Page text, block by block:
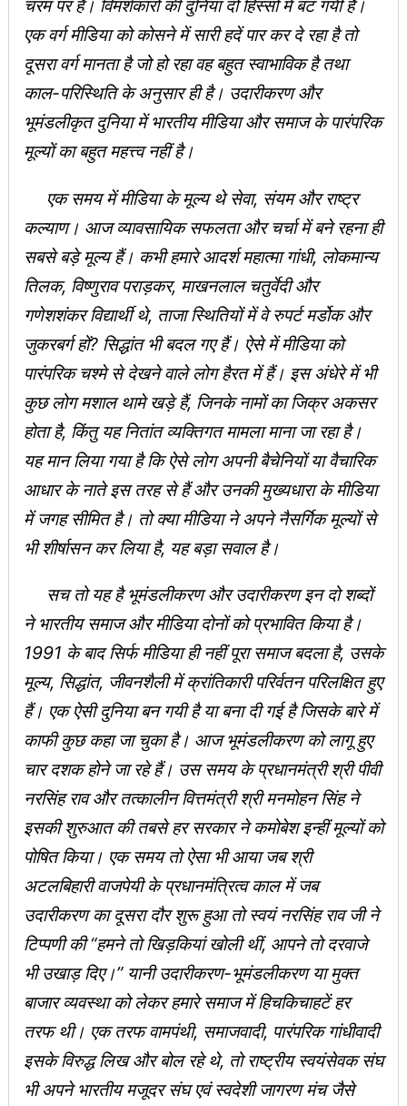
चरम पर है। विमर्शकारों की दुनिया दो हिस्सों में बंट गयी है।
एक वर्ग मीडिया को कोसने में सारी हदें पार कर दे रहा है तो
दूसरा वर्ग मानता है जो हो रहा वह बहुत स्वाभाविक है तथा
काल-परिस्थिति के अनुसार ही है। उदारीकरण और
भूमंडलीकृत दुनिया में भारतीय मीडिया और समाज के पारंपरिक
मूल्यों का बहुत महत्त्व नहीं है।
एक समय में मीडिया के मूल्य थे सेवा, संयम और राष्ट्र
कल्याण। आज व्यावसायिक सफलता और चर्चा में बने रहना ही
सबसे बड़े मूल्य हैं। कभी हमारे आदर्श महात्मा गांधी, लोकमान्य
तिलक, विष्णुराव पराड़कर, माखनलाल चतुर्वेदी और
गणेशशंकर विद्यार्थी थे, ताजा स्थितियों में वे रुपर्ट मर्डोक और
जुकरबर्ग हों? सिद्धांत भी बदल गए हैं। ऐसे में मीडिया को
पारंपरिक चश्मे से देखने वाले लोग हैरत में हैं। इस अंधेरे में भी
कुछ लोग मशाल थामे खड़े हैं, जिनके नामों का जिक्र अकसर
होता है, किंतु यह नितांत व्यक्तिगत मामला माना जा रहा है।
यह मान लिया गया है कि ऐसे लोग अपनी बैचेनियों या वैचारिक
आधार के नाते इस तरह से हैं और उनकी मुख्यधारा के मीडिया
में जगह सीमित है। तो क्या मीडिया ने अपने नैसर्गिक मूल्यों से
भी शीर्षासन कर लिया है, यह बड़ा सवाल है।
सच तो यह है भूमंडलीकरण और उदारीकरण इन दो शब्दों
ने भारतीय समाज और मीडिया दोनों को प्रभावित किया है।
1991 के बाद सिर्फ मीडिया ही नहीं पूरा समाज बदला है, उसके
मूल्य, सिद्धांत, जीवनशैली में क्रांतिकारी परिर्वतन परिलक्षित हुए
हैं। एक ऐसी दुनिया बन गयी है या बना दी गई है जिसके बारे में
काफी कुछ कहा जा चुका है। आज भूमंडलीकरण को लागू हुए
चार दशक होने जा रहे हैं। उस समय के प्रधानमंत्री श्री पीवी
नरसिंह राव और तत्कालीन वित्तमंत्री श्री मनमोहन सिंह ने
इसकी शुरुआत की तबसे हर सरकार ने कमोबेश इन्हीं मूल्यों को
पोषित किया। एक समय तो ऐसा भी आया जब श्री
अटलबिहारी वाजपेयी के प्रधानमंत्रित्व काल में जब
उदारीकरण का दूसरा दौर शुरू हुआ तो स्वयं नरसिंह राव जी ने
टिप्पणी की “हमने तो खिड़कियां खोली थीं, आपने तो दरवाजे
भी उखाड़ दिए।” यानी उदारीकरण-भूमंडलीकरण या मुक्त
बाजार व्यवस्था को लेकर हमारे समाज में हिचकिचाहटें हर
तरफ थी। एक तरफ वामपंथी, समाजवादी, पारंपरिक गांधीवादी
इसके विरुद्ध लिख और बोल रहे थे, तो राष्ट्रीय स्वयंसेवक संघ
भी अपने भारतीय मजूदर संघ एवं स्वदेशी जागरण मंच जैसे